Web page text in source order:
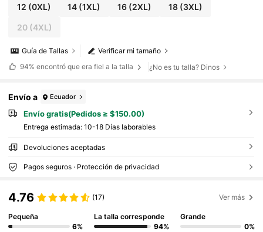
12 (0XL) 14 (1XL) 16(2XL) 18(3XL)
20(4XL)
Verificar mi tamaño
Guía de Tallas
94% encontró que era fiel a la talla ¿No es tu talla? Dinos
Envío a Ecuador
Envío gratis(Pedidos ≥ $150.00)
Entrega estimada: 10-18 Días laborables
Devoluciones aceptadas
Pagos seguros · Protección de privacidad
4.76 (17) Ver más
Pequeña
6%
La talla corresponde
94%
Grande
0%